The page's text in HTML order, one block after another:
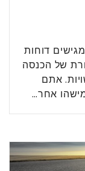
דוחות
של הכנסה
אתם
אחר…